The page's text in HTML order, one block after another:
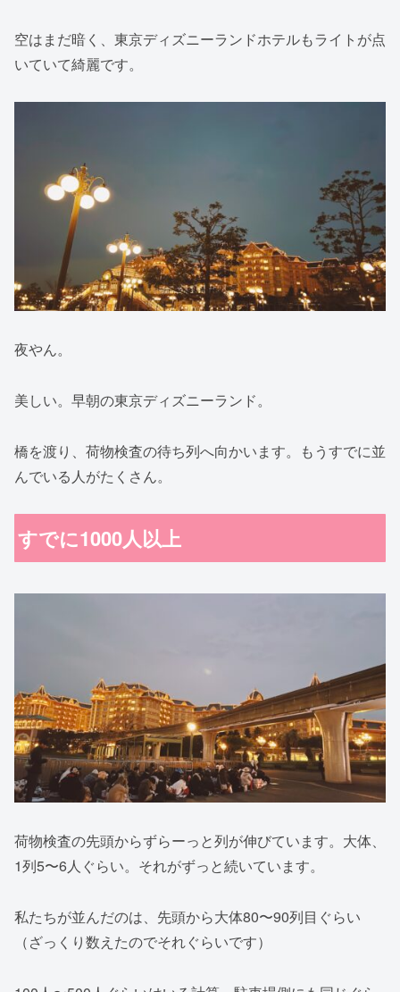
空はまだ暗く、東京ディズニーランドホテルもライトが点
いていて綺麗です。
夜やん。
美しい。早朝の東京ディズニーランド。
橋を渡り、荷物検査の待ち列へ向かいます。もうすでに並
んでいる人がたくさん。
すでに1000人以上
荷物検査の先頭からずらーっと列が伸びています。大体、
1列5〜6人ぐらい。それがずっと続いています。
私たちが並んだのは、先頭から大体80〜90列目ぐらい
（ざっくり数えたのでそれぐらいです）